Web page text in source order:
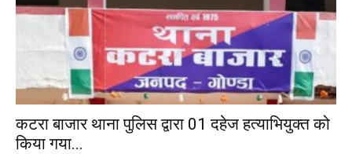
कटरा बाजार थाना पुलिस द्वारा 01 दहेज हत्याभियुक्त को
किया गया...